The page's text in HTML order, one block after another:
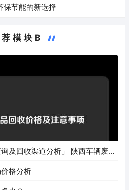
保节能的新选择
模块B
及回收渠道分析」 陕西车辆废铁
格分析